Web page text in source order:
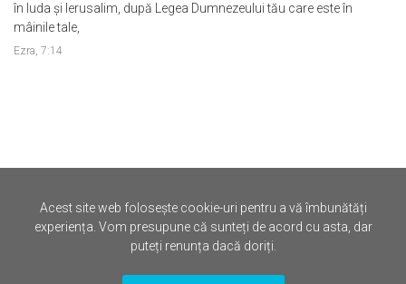
în Iuda şi Ierusalim, după Legea Dumnezeului tău care este în
mâinile tale,
Ezra, 7:14
©Iertare.ro.2026
Politica de Confidentialitate
Termene si Conditii
Drepturi de Autor (DMCA)
Cookies
Acest site web folosește cookie-uri pentru a vă îmbunătăți
experiența. Vom presupune că sunteți de acord cu asta, dar
puteți renunța dacă doriți.